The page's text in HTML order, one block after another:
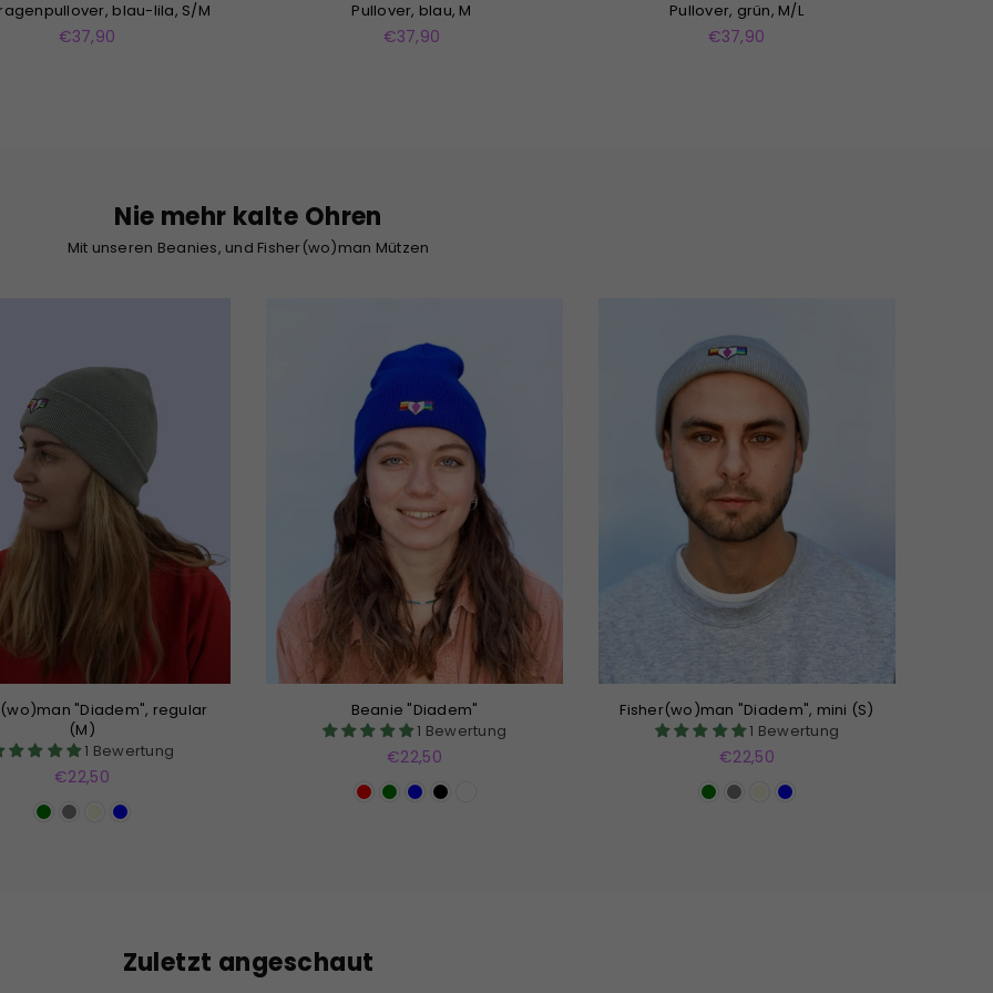
Pullover, blau, M
Normaler
€37,90
Pullover, grün, M/L
Normaler
€37,90
Pullover, dunkelblau, M
Normaler
€37,90
Nie mehr kalte Ohren
Mit unseren Beanies, und Fisher(wo)man Mützen
"Diadem", regular
(M)
1 Bewertung
Normaler
€22,50
Beanie "Diadem"
1 Bewertung
Normaler
€22,50
Fisher(wo)man "Diadem", mini (S)
1 Bewertung
Normaler
€22,50
Zuletzt angeschaut